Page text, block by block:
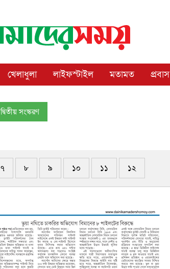
খেলাধুলা লাইফস্টাইল মতামত প্রবাস
দ্বিতীয় সংস্করণ
৭ ৮ ৯ ১০ ১১ ১২